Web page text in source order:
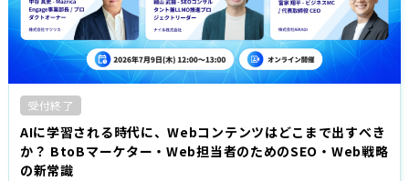
受付終了
AIに学習される時代に、Webコンテンツはどこまで出すべき
か？ BtoBマーケター・Web担当者のためのSEO・Web戦略
の新常識